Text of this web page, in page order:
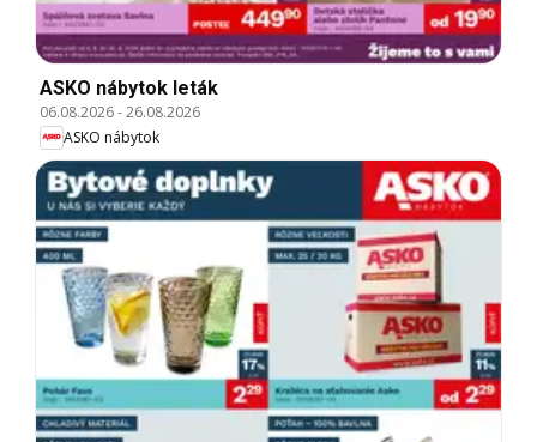
ASKO nábytok leták
06.08.2026-26.08.2026
ASKO nábytok